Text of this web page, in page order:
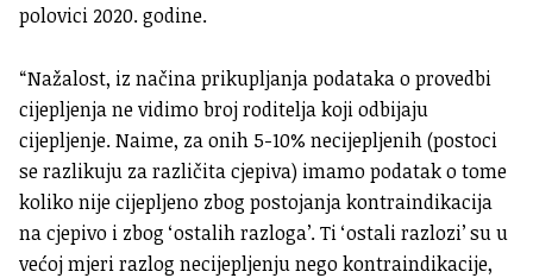
polovici 2020. godine.
“Nažalost, iz načina prikupljanja podataka o provedbi
cijepljenja ne vidimo broj roditelja koji odbijaju
cijepljenje. Naime, za onih 5-10% necijepljenih (postoci
se razlikuju za različita cjepiva) imamo podatak o tome
koliko nije cijepljeno zbog postojanja kontraindikacija
na cjepivo i zbog ‘ostalih razloga’. Ti ‘ostali razlozi’ su u
većoj mjeri razlog necijepljenju nego kontraindikacije,